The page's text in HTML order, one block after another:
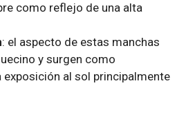
como reflejo de una alta
: el aspecto de estas manchas
y surgen como
exposición al sol principalmente